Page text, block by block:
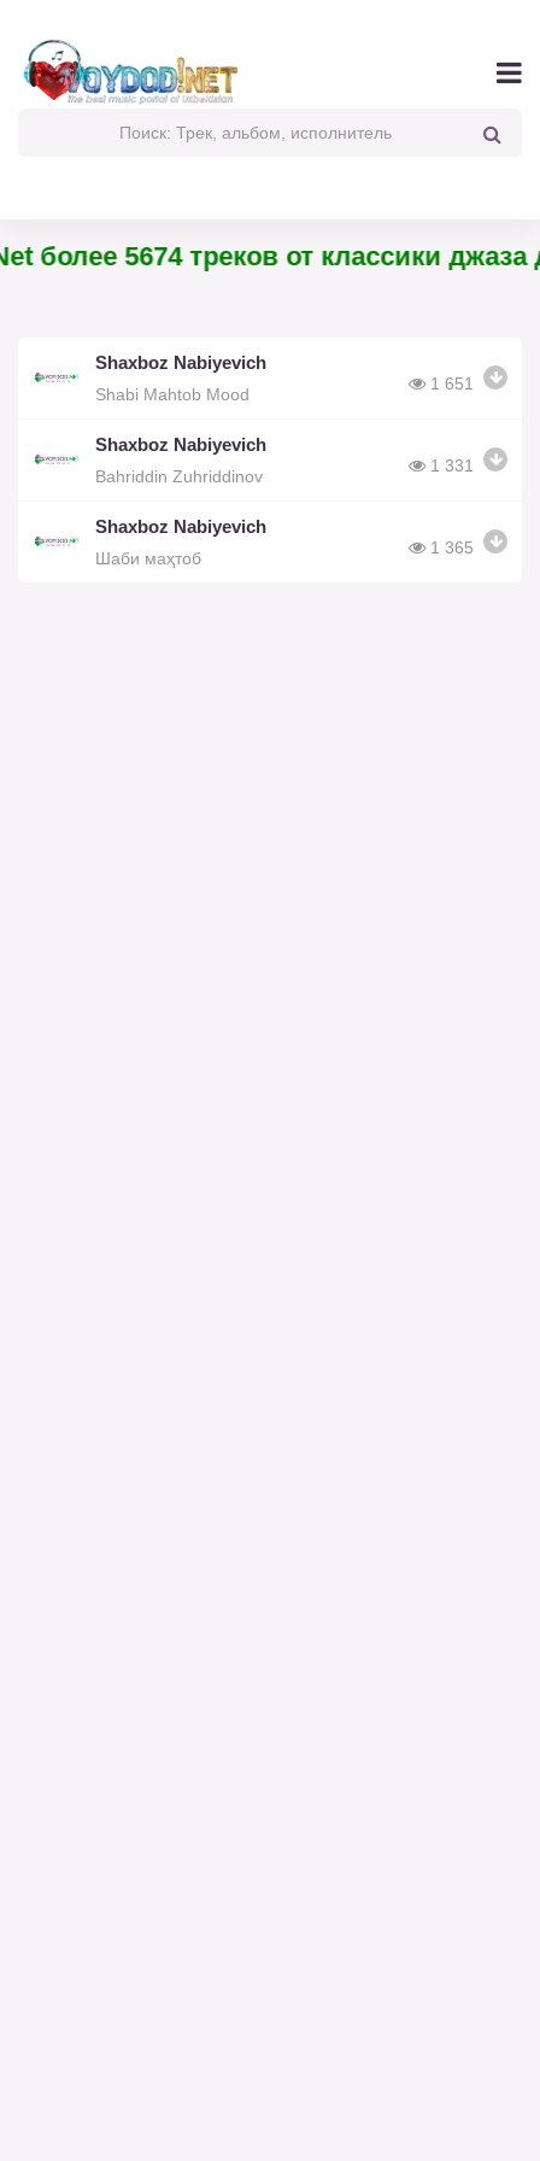
более 5674 треков от классики джаза
Shaxboz Nabiyevich
Shabi Mahtob Mood
1 651
Shaxboz Nabiyevich
Bahriddin Zuhriddinov
1 331
Shaxboz Nabiyevich
Шаби маҳтоб
1 365